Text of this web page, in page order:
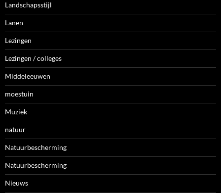
Landschapsstijl
Lanen
Lezingen
Lezingen / colleges
Middeleeuwen
moestuin
Muziek
natuur
Natuurbescherming
Natuurbescherming
Nieuws